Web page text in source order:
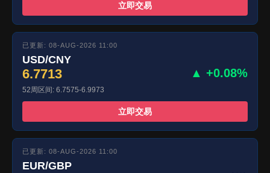
立即交易
已更新: 08-AUG-2026 11:00
USD/CNY
6.7713 ▲ +0.08%
52周区间: 6.7575-6.9973
立即交易
已更新: 08-AUG-2026 11:00
EUR/GBP